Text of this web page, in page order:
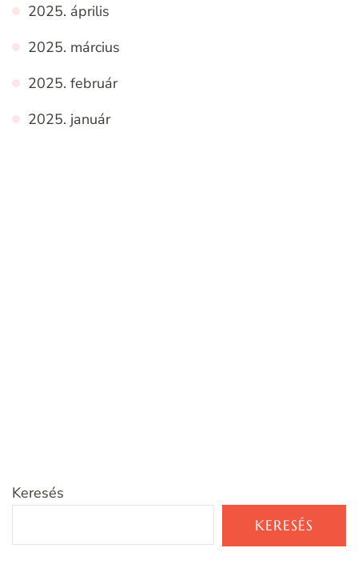
2025. április
2025. március
2025. február
2025. január
Keresés
KERESÉS